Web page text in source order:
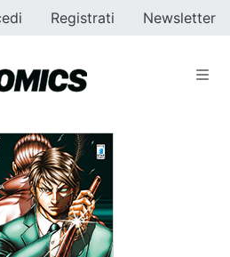
Registrati Newsletter